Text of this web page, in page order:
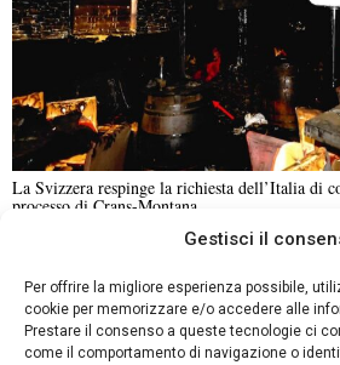
Gestisci il
Per offrire la migliore esperienza possibile,
cookie per memorizzare e/o accedere alle
Prestare il consenso a queste tecnologie ci
come il comportamento di navigazione o
La Svizzera respinge la richiesta dell’Italia di
processo di Crans-Montana
ANALISI E OPINIONI
SPORT CULTURA